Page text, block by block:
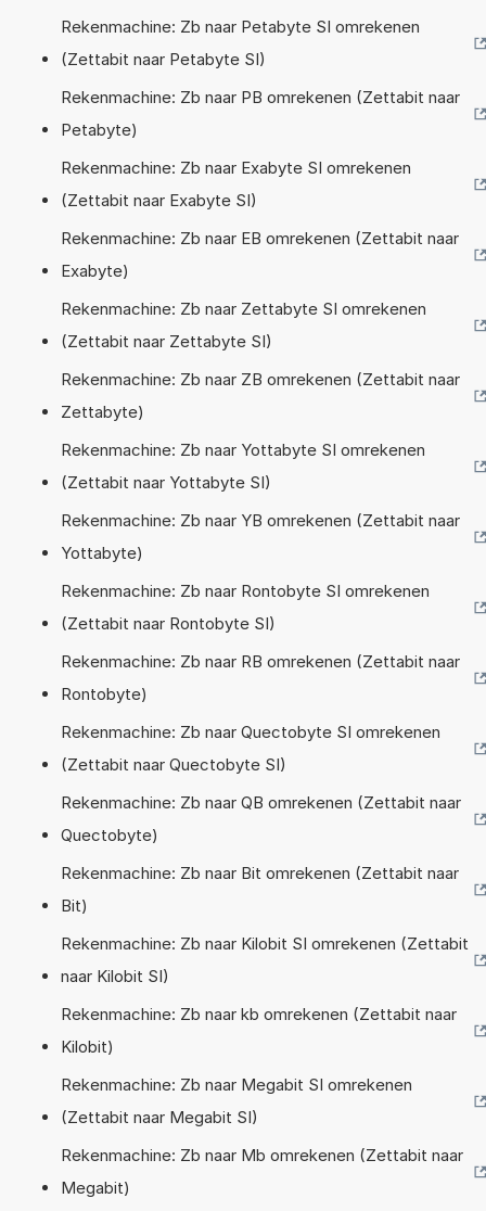
Rekenmachine: Zb naar Petabyte SI omrekenen
(Zettabit naar Petabyte SI)
Rekenmachine: Zb naar PB omrekenen (Zettabit naar
Petabyte)
Rekenmachine: Zb naar Exabyte SI omrekenen
(Zettabit naar Exabyte SI)
Rekenmachine: Zb naar EB omrekenen (Zettabit naar
Exabyte)
Rekenmachine: Zb naar Zettabyte SI omrekenen
(Zettabit naar Zettabyte SI)
Rekenmachine: Zb naar ZB omrekenen (Zettabit naar
Zettabyte)
Rekenmachine: Zb naar Yottabyte SI omrekenen
(Zettabit naar Yottabyte SI)
Rekenmachine: Zb naar YB omrekenen (Zettabit naar
Yottabyte)
Rekenmachine: Zb naar Rontobyte SI omrekenen
(Zettabit naar Rontobyte SI)
Rekenmachine: Zb naar RB omrekenen (Zettabit naar
Rontobyte)
Rekenmachine: Zb naar Quectobyte SI omrekenen
(Zettabit naar Quectobyte SI)
Rekenmachine: Zb naar QB omrekenen (Zettabit naar
Quectobyte)
Rekenmachine: Zb naar Bit omrekenen (Zettabit naar
Bit)
Rekenmachine: Zb naar Kilobit SI omrekenen (Zettabit
naar Kilobit SI)
Rekenmachine: Zb naar kb omrekenen (Zettabit naar
Kilobit)
Rekenmachine: Zb naar Megabit SI omrekenen
(Zettabit naar Megabit SI)
Rekenmachine: Zb naar Mb omrekenen (Zettabit naar
Megabit)